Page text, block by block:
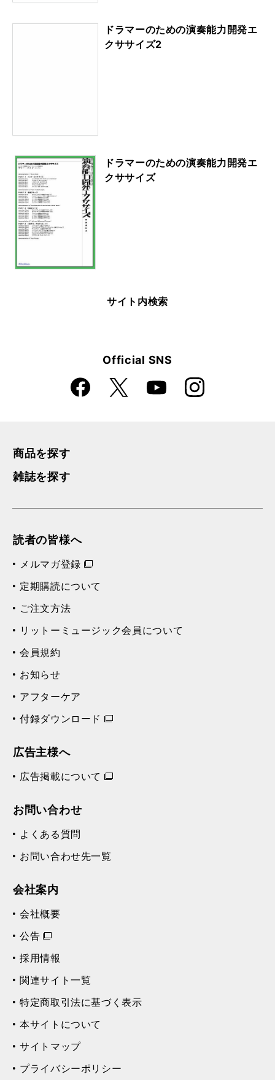
ドラマーのための演奏能力開発エ
クササイズ2
ドラマーのための演奏能力開発エ
クササイズ
サイト内検索
Official SNS
Faceboo
k
X YouTube Instagra
m
商品を探す
雑誌を探す
読者の皆様へ
メルマガ登録
定期購読について
ご注文方法
リットーミュージック会員について
会員規約
お知らせ
アフターケア
付録ダウンロード
広告主様へ
広告掲載について
お問い合わせ
よくある質問
お問い合わせ先一覧
会社案内
会社概要
公告
採用情報
関連サイト一覧
特定商取引法に基づく表示
本サイトについて
サイトマップ
プライバシーポリシー